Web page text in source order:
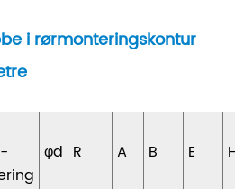
i rørmonteringskontur
φd R A B E